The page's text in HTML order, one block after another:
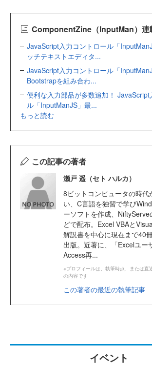
ComponentZine（InputMan）連
JavaScript入力コントロール「
ッチテキストエディタ...
JavaScript入力コントロール「
Bootstrapを組み合わ...
便利な入力部品が多数追加！ JavaScript
ル「InputManJS」最...
もっと読む
この記事の著者
瀬戸 遥（セト ハルカ）
8ビットコンピュータの時代
い、C言語を独習で学び
ーソフトを作成、NiftyServe
どで配布。Excel VBAと
解説書を中心に現在まで40
出版。近著に、「Excelユー
Access再...
※プロフィールは、執筆時点、または直
の内容です
この著者の最近の執筆記事
イベント